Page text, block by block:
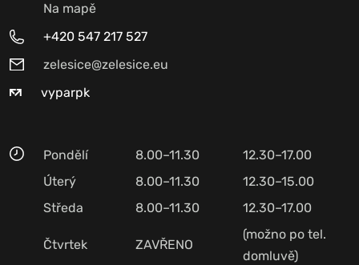
Na mapě
+420 547 217 527
zelesice@zelesice.eu
vyparpk
Pondělí 8.00–11.30
12.30–17.00
Úterý
8.00–11.30
12.30–15.00
Středa
8.00–11.30 12.30–17.00
Čtvrtek ZAVŘENO
(možno po tel.
domluvě)